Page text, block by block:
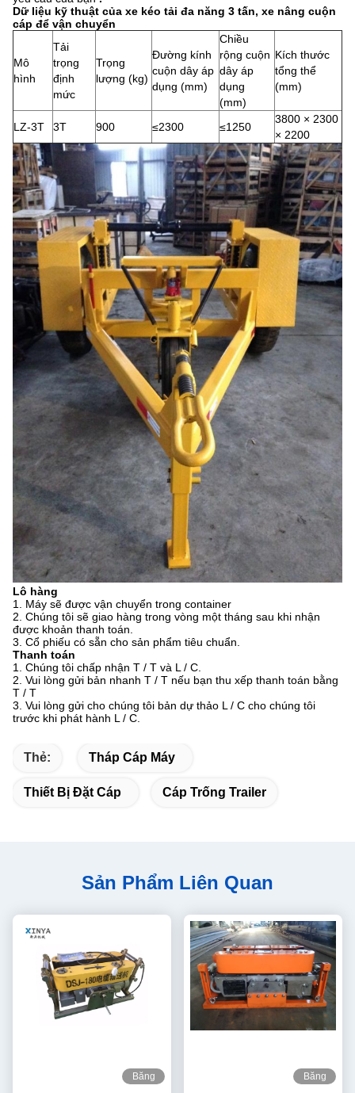
Dữ liệu kỹ thuật của xe kéo tải đa năng 3 tấn, xe nâng cuộn
cáp để vận chuyển
Mô
hình
Tải
trọng
định
mức
Trọng
lượng (kg)
Đường kính
cuộn dây áp
dụng (mm)
Chiều
rộng cuộn
dây áp
dụng
(mm)
Kích thước
tổng thể
(mm)
LZ-3T 3T 900 ≤2300 ≤1250
3800 × 2300
× 2200
Lô hàng
1. Máy sẽ được vận chuyển trong container
2. Chúng tôi sẽ giao hàng trong vòng một tháng sau khi nhận
được khoản thanh toán.
3. Cổ phiếu có sẵn cho sản phẩm tiêu chuẩn.
Thanh toán
1. Chúng tôi chấp nhận T / T và L / C.
2. Vui lòng gửi bản nhanh T / T nếu bạn thu xếp thanh toán bằng
T / T
3. Vui lòng gửi cho chúng tôi bản dự thảo L / C cho chúng tôi
trước khi phát hành L / C.
Thẻ: Tháp Cáp Máy
Thiết Bị Đặt Cáp Cáp Trống Trailer
Sản Phẩm Liên Quan
Băng
Băng